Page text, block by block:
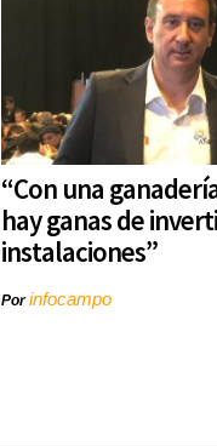
“Con una
hay ganas de
instalaciones”
Porinfocampo